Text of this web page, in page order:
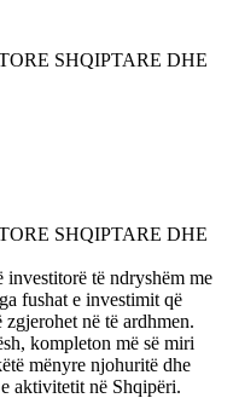
SHQIPTARE DHE
SHQIPTARE DHE
investitorë të ndryshëm me
fushat e investimit që
në të ardhmen.
kompleton më së miri
mënyre njohuritë dhe
aktivitetit në Shqipëri.